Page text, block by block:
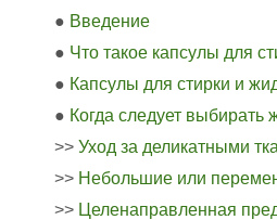
● Введение
● Что такое капсулы для
● Капсулы для стирки и
● Когда следует
>> Уход за деликатными
>> Небольшие или
>> Целенаправленная